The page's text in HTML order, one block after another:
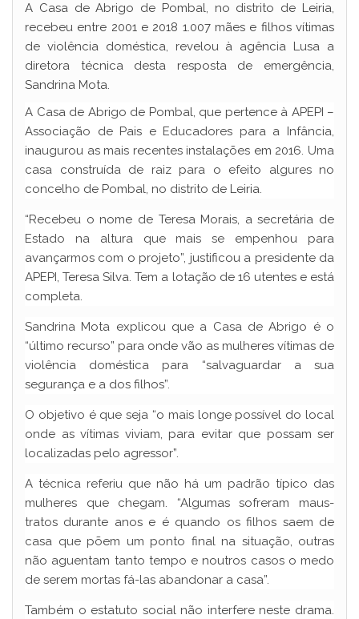
A Casa de Abrigo de Pombal, no distrito de Leiria,
recebeu entre 2001 e 2018 1.007 mães e filhos vítimas
de violência doméstica, revelou à agência Lusa a
diretora técnica desta resposta de emergência,
Sandrina Mota.
A Casa de Abrigo de Pombal, que pertence à APEPI –
Associação de Pais e Educadores para a Infância,
inaugurou as mais recentes instalações em 2016. Uma
casa construída de raiz para o efeito algures no
concelho de Pombal, no distrito de Leiria.
“Recebeu o nome de Teresa Morais, a secretária de
Estado na altura que mais se empenhou para
avançarmos com o projeto”, justificou a presidente da
APEPI, Teresa Silva. Tem a lotação de 16 utentes e está
completa.
Sandrina Mota explicou que a Casa de Abrigo é o
“último recurso” para onde vão as mulheres vítimas de
violência doméstica para “salvaguardar a sua
segurança e a dos filhos”.
O objetivo é que seja “o mais longe possível do local
onde as vítimas viviam, para evitar que possam ser
localizadas pelo agressor”.
A técnica referiu que não há um padrão típico das
mulheres que chegam. “Algumas sofreram maus-
tratos durante anos e é quando os filhos saem de
casa que põem um ponto final na situação, outras
não aguentam tanto tempo e noutros casos o medo
de serem mortas fá-las abandonar a casa”.
Também o estatuto social não interfere neste drama.